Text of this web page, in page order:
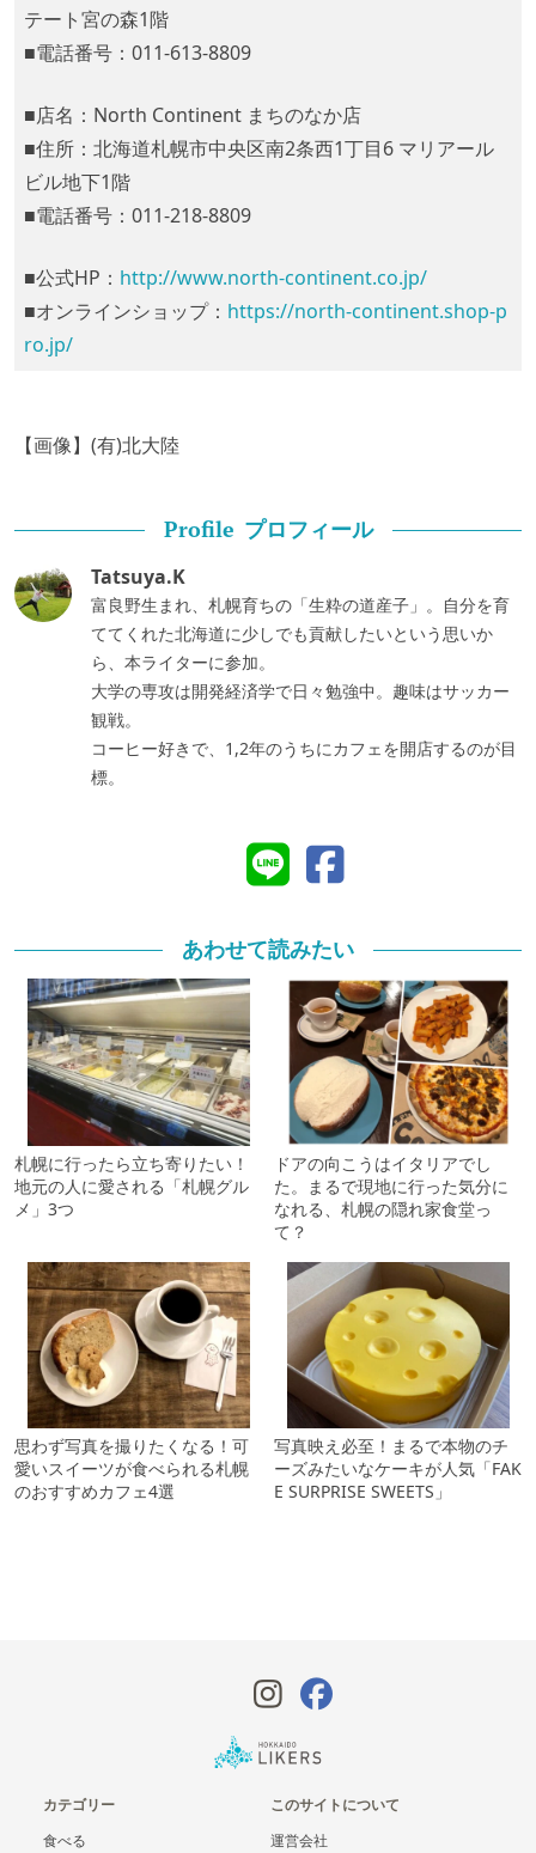
テート宮の森1階
■電話番号：011-613-8809
■店名：North Continent まちのなか店
■住所：北海道札幌市中央区南2条西1丁目6 マリアール
ビル地下1階
■電話番号：011-218-8809
■公式HP： http://www.north-continent.co.jp/
■オンラインショップ： https://north-continent.shop-p
ro.jp/
【画像】(有)北大陸
Profile プロフィール
Tatsuya.K
富良野生まれ、札幌育ちの「生粋の道産子」。自分を育
ててくれた北海道に少しでも貢献したいという思いか
ら、本ライターに参加。
大学の専攻は開発経済学で日々勉強中。趣味はサッカー
観戦。
コーヒー好きで、1,2年のうちにカフェを開店するのが目
標。
あわせて読みたい
札幌に行ったら立ち寄りたい！
地元の人に愛される「札幌グル
メ」3つ
ドアの向こうはイタリアでし
た。まるで現地に行った気分に
なれる、札幌の隠れ家食堂っ
て？
思わず写真を撮りたくなる！可
愛いスイーツが食べられる札幌
のおすすめカフェ4選
写真映え必至！まるで本物のチ
ーズみたいなケーキが人気「FAK
E SURPRISE SWEETS」
カテゴリー
食べる
このサイトについて
運営会社